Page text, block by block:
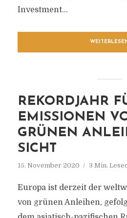
Investment...
REKORDJAHR
EMISSIONEN
GRÜNEN
SICHT
15. November 2020 3 Min.
Europa ist derzeit der
von grünen Anleihen,